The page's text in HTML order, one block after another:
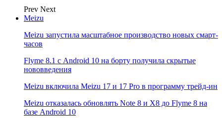
Prev Next
Meizu
Meizu запустила масштабное производство новых смарт-
часов
Flyme 8.1 с Android 10 на борту получила скрытые
нововведения
Meizu включила Meizu 17 и 17 Pro в программу трейд-ин
Meizu отказалась обновлять Note 8 и X8 до Flyme 8 на
базе Android 10